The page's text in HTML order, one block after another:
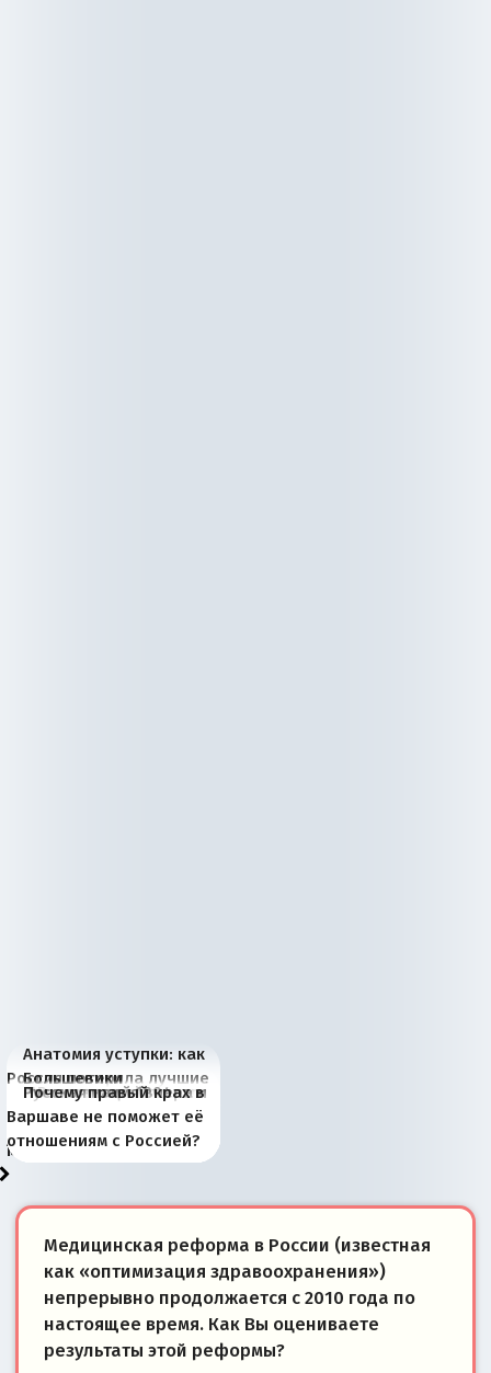
Анатомия уступки: как
Россия потеряла лучшие
рыбопромысловые
районы Баренцева
моря
Большевики
отличаются от «Яблока»
тем, что они -
победители
Киевская марионетка
Запада рассказала о
«переобувании» хозяев
В России назрели
перемены: 15 шагов к
суверенной экономике
Миграционный пожар
Европы
Россия начинает
сбрасывать балласт
Анкориджа
Россия зимой 1904
года: первые уступки во
внутренней политике
Русская нация вчера и
сегодня
Почему правый крах в
Варшаве не поможет её
отношениям с Россией?
Медицинская реформа в России (известная
как «оптимизация здравоохранения»)
непрерывно продолжается с 2010 года по
настоящее время. Как Вы оцениваете
результаты этой реформы?